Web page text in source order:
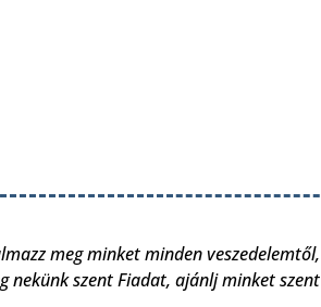
meg minket minden veszedelemtől,
nekünk szent Fiadat, ajánlj minket szent